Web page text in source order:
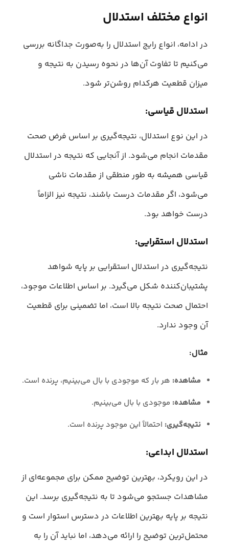
انواع مختلف استدلال
در ادامه، انواع رایج استدلال را به‌صورت جداگانه بررسی
می‌کنیم تا تفاوت آن‌ها در نحوه رسیدن به نتیجه و
میزان قطعیت هرکدام روشن‌تر شود.
استدلال قیاسی:
در این نوع استدلال، نتیجه‌گیری بر اساس فرض صحت
مقدمات انجام می‌شود. از آنجایی که نتیجه در استدلال
قیاسی همیشه به طور منطقی از مقدمات ناشی
می‌شود، اگر مقدمات درست باشند، نتیجه نیز الزاماً
درست خواهد بود.
استدلال استقرایی:
نتیجه‌گیری در استدلال استقرایی بر پایه شواهد
پشتیبان‌کننده شکل می‌گیرد. بر اساس اطلاعات موجود،
احتمال صحت نتیجه بالا است، اما تضمینی برای قطعیت
آن وجود ندارد.
مثال:
مشاهده: هر بار که موجودی با بال می‌بینیم، پرنده است.
مشاهده: موجودی با بال می‌بینیم.
نتیجه‌گیری: احتمالاً این موجود پرنده است.
استدلال ابداعی:
در این رویکرد، بهترین توضیح ممکن برای مجموعه‌ای از
مشاهدات جستجو می‌شود تا به نتیجه‌گیری برسد. این
نتیجه بر پایه بهترین اطلاعات در دسترس استوار است و
محتمل‌ترین توضیح را ارائه می‌دهد، اما نباید آن را به